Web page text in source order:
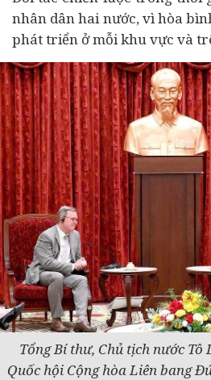
nhân dân hai nước, vì hòa
phát triển ở mỗi khu vực và
Tổng Bí thư, Chủ tịch nước Tô
Quốc hội Cộng hòa Liên bang